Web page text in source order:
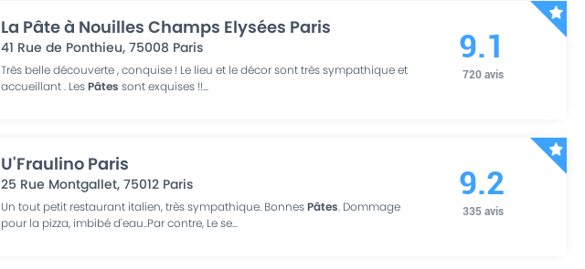
La Pâte à Nouilles Champs Elysées Paris
41 Rue de Ponthieu,75008 Paris
Très belle découverte , conquise ! Le lieu et le décor sont très sympathique et
accueillant . LesPâtes sont exquises !!...
9.1
720 avis
U'Fraulino Paris
25 Rue Montgallet,75012 Paris
Un tout petit restaurant italien, très sympathique. BonnesPâtes. Dommage
pour la pizza, imbibé d'eau..Par contre, Le se...
9.2
335 avis